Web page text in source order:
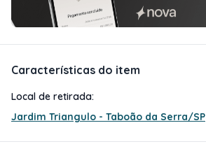
Características do item
Local de retirada:
Jardim Triangulo - Taboão da Serra/SP